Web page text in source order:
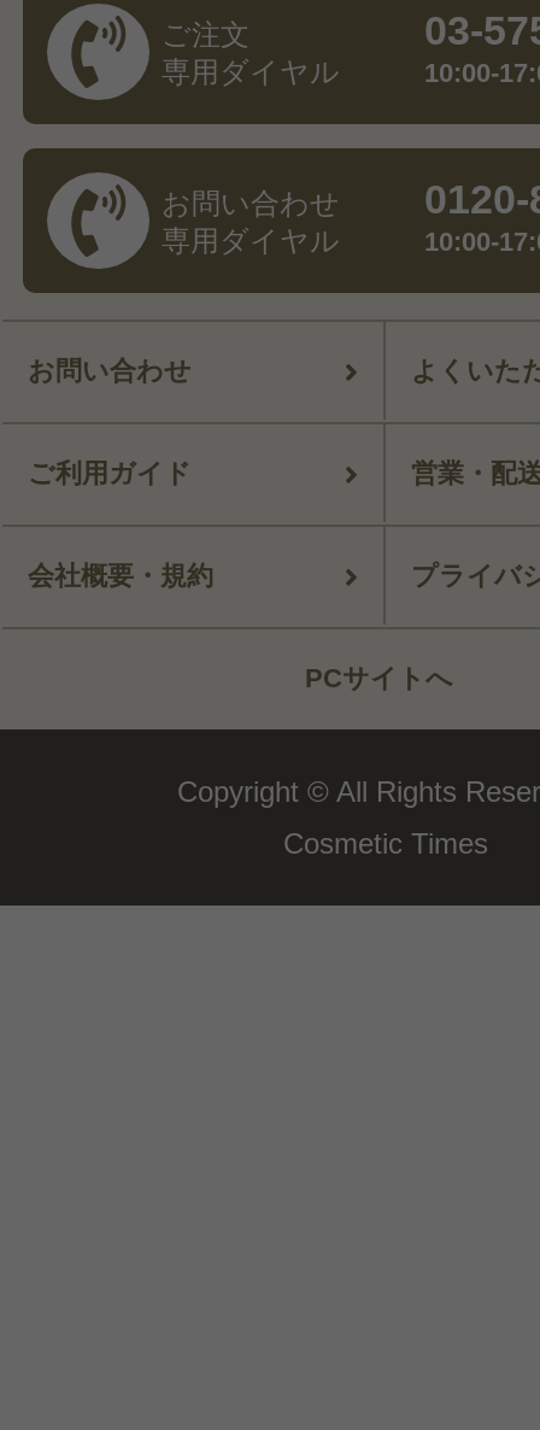
ご注文
専用ダイヤル
03-
10:00-
お問い合わせ
専用ダイヤル
10:00-
お問い合わせ よくいた
ご利用ガイド 営業・配
会社概要・規約 プライバ
PCサイトへ
Copyright © All Rights
Cosmetic Times